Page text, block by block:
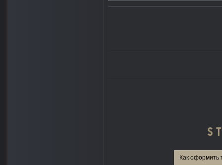
Как оформить